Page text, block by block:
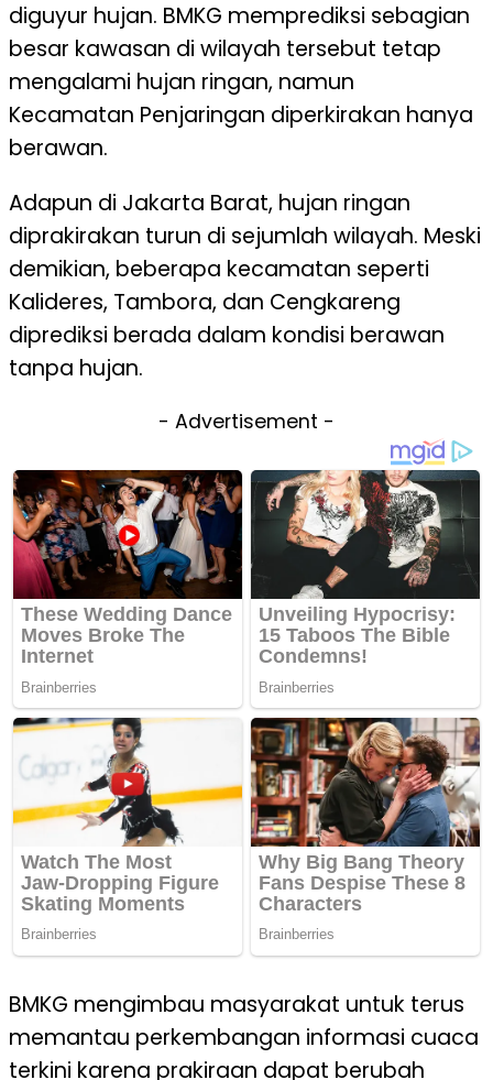
diguyur hujan. BMKG memprediksi sebagian
besar kawasan di wilayah tersebut tetap
mengalami hujan ringan, namun
Kecamatan Penjaringan diperkirakan hanya
berawan.
Adapun di Jakarta Barat, hujan ringan
diprakirakan turun di sejumlah wilayah. Meski
demikian, beberapa kecamatan seperti
Kalideres, Tambora, dan Cengkareng
diprediksi berada dalam kondisi berawan
tanpa hujan.
- Advertisement -
BMKG mengimbau masyarakat untuk terus
memantau perkembangan informasi cuaca
terkini karena prakiraan dapat berubah